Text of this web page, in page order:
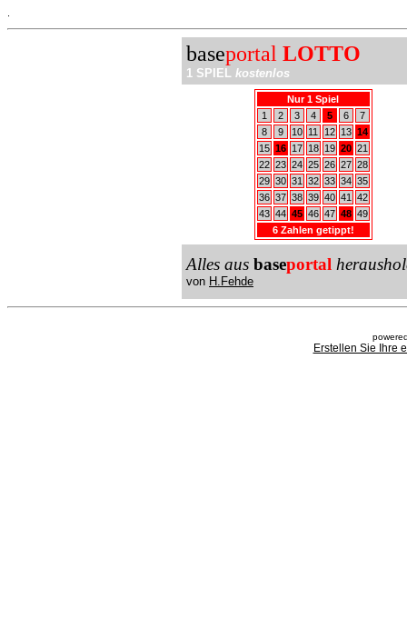
baseportal LOTTO
1 SPIEL kostenlos
Nur 1 Spiel
1
2 3 4 5 6
7
8
9 10 11 12 13 14
15 16 17 18 19 20 21
22 23 24 25 26 27 28
29 30 31 32 33 34 35
36 37 38 39 40 41
42
43 44 45 46 47 48 49
6 Zahlen getippt!
Alles aus baseportal
von H.Fehde
Erstellen Sie Ihre